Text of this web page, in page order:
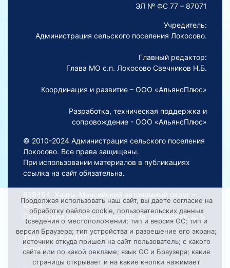
ЭЛ № ФС 77 – 87071
Учредитель:
Администрация сельского поселения Локосово.
Главный редактор:
Глава МО с.п. Локосово Свечников Н.Б.
Координация и развитие – ООО «АльянсПлюс»
Разработка, техническая поддержка и
сопровождение - ООО «АльянсПлюс»
© 2010-2024 Администрация сельского поселения
Локосово. Все права защищены.
При использовании материалов в публикациях
ссылка на сайт обязательна.
628454, Ханты-Мансийский автономный округ –
Югра,
Сургутский район, с. Локосово, ул. Заводская, д. 5
Тел./факс 8 (3462) 550-548
E-mail:
Lokosovoadm@mail.ru
Продолжая использовать наш сайт, вы даете согласие на
обработку файлов cookie, пользовательских данных
(сведения о местоположении; тип и версия ОС; тип и
версия Браузера; тип устройства и разрешение его экрана;
источник откуда пришел на сайт пользователь; с какого
сайта или по какой рекламе; язык ОС и Браузера; какие
страницы открывает и на какие кнопки нажимает